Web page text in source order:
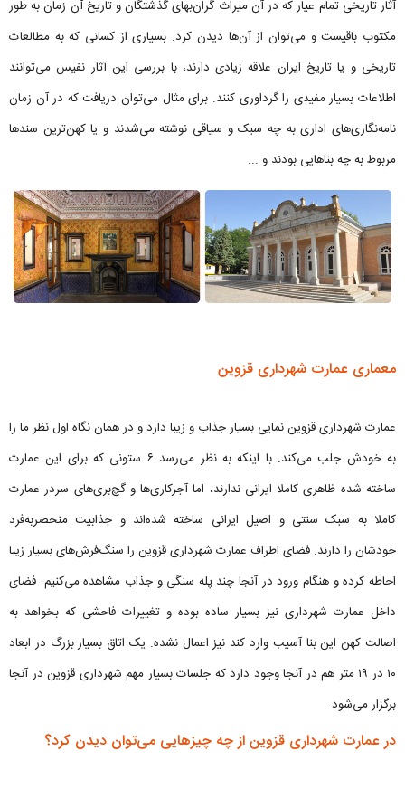
آثار تاریخی تمام عیار که در آن میراث گران‌بهای گذشتگان و تاریخ آن زمان به طور
مکتوب باقیست و می‌توان از آن‌ها دیدن کرد. بسیاری از کسانی که به مطالعات
تاریخی و یا تاریخ ایران علاقه زیادی دارند، با بررسی این آثار نفیس می‌توانند
اطلاعات بسیار مفیدی را گرداوری کنند. برای مثال می‌توان دریافت که در آن زمان
نامه‌نگاری‌های اداری به چه سبک و سیاقی نوشته می‌شدند و یا کهن‌ترین سند‌ها
مربوط به چه بناهایی بودند و ...
معماری عمارت شهرداری قزوین
عمارت شهرداری قزوین نمایی بسیار جذاب و زیبا دارد و در همان نگاه اول نظر ما را
به خودش جلب می‌کند. با اینکه به نظر می‌رسد ۶ ستونی که برای این عمارت
ساخته شده ظاهری کاملا ایرانی ندارند، اما آجرکاری‌ها و گچ‌بری‌های سردر عمارت
کاملا به سبک سنتی و اصیل ایرانی ساخته شده‌اند و جذابیت منحصربه‌فرد
خودشان را دارند. فضای اطراف عمارت شهرداری قزوین را سنگ‌فرش‌های بسیار زیبا
احاطه کرده و هنگام ورود در آنجا چند پله سنگی و جذاب مشاهده می‌کنیم. فضای
داخل عمارت شهرداری نیز بسیار ساده بوده و تغییرات فاحشی که بخواهد به
اصالت کهن این بنا آسیب وارد کند نیز اعمال نشده. یک اتاق بسیار بزرگ در ابعاد
۱۰ در ۱۹ متر هم در آنجا وجود دارد که جلسات بسیار مهم شهرداری قزوین در آنجا
برگزار می‌شود.
در عمارت شهرداری قزوین از چه چیزهایی می‌توان دیدن کرد؟